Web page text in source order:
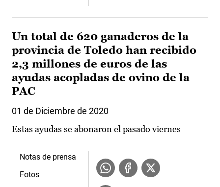
Un total de 620 ganaderos de la
provincia de Toledo han recibido
2,3 millones de euros de las
ayudas acopladas de ovino de la
PAC
01 de Diciembre de 2020
Estas ayudas se abonaron el pasado viernes
Notas de prensa
Fotos